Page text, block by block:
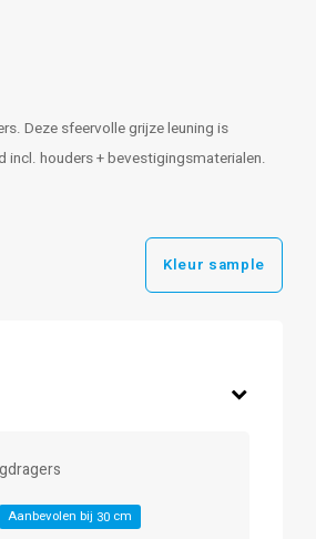
Deze sfeervolle grijze leuning is
houders + bevestigingsmaterialen.
Kleur sample
Aanbevolen bij 30 cm